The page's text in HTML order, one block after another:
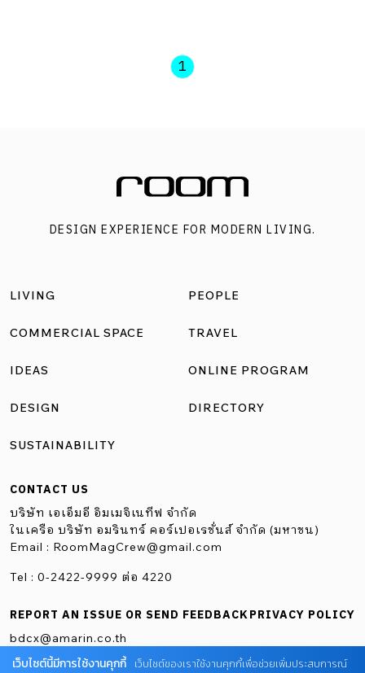
Inclusive lifestyle และการร่วมออกแบบสังคมที่คนพิการและ
กิจกรรมด้วยกัน จนเกิดเป็นความสัมพันธ์แบบที่เป็นเพื่อนกัน
เริ่มอยากช่วยเหลือเพื่อนจากแรงขับภายในโดยธรรมชาติ
1
DESIGN EXPERIENCE FOR MODERN LIVING.
LIVING
COMMERCIAL SPACE
IDEAS
DESIGN
SUSTAINABILITY
PEOPLE
TRAVEL
ONLINE PROGRAM
DIRECTORY
CONTACT US
บริษัท เอเอ็มอี อิมเมจิเนทีฟ จำกัด
ในเครือ บริษัท อมรินทร์ คอร์เปอเรชั่นส์ จำกัด (มหาชน)
Email : RoomMagCrew@gmail.com
Tel : 0-2422-9999 ต่อ 4220
REPORT AN ISSUE OR SEND FEEDBACK
bdcx@amarin.co.th
PRIVACY POLICY
เว็บไซต์นี้มีการใช้งานคุกกี้ เว็บไซต์ของเราใช้งานคุกกี้เพื่อช่วยเพิ่มประสบการณ์